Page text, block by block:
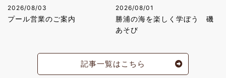
2026/08/03
プール営業のご案内
2026/08/01
勝浦の海を楽しく学ぼう 磯
あそび
記事一覧はこちら